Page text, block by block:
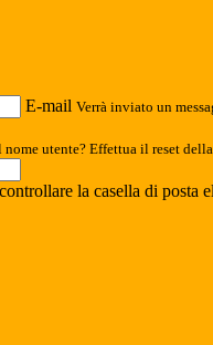
E-mail Verrà inviato un
utente? Effettua il reset
la casella di posta